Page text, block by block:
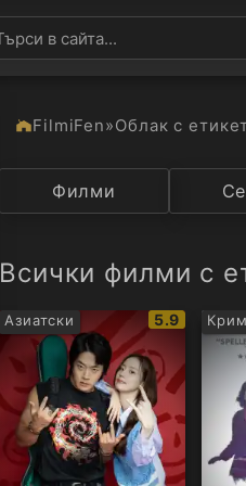
FilmiFen»Облак с
Категория
Филми
Всички филми с
Азиатски
IMDb
рейтинг:
5.9